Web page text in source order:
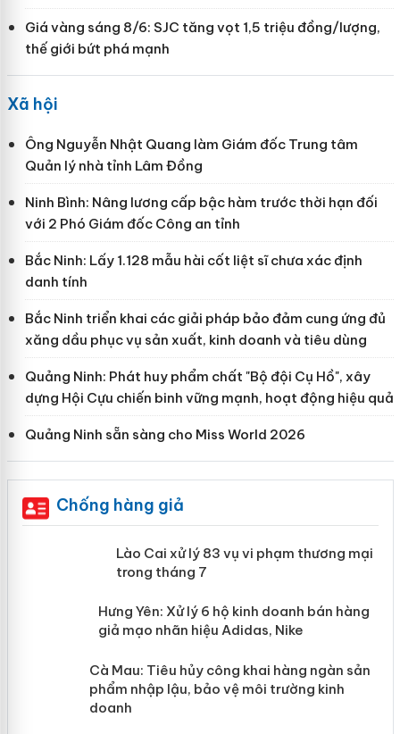
Giá vàng sáng 8/6: SJC tăng vọt 1,5 triệu đồng/lượng,
thế giới bứt phá mạnh
Xã hội
Ông Nguyễn Nhật Quang làm Giám đốc Trung tâm
Quản lý nhà tỉnh Lâm Đồng
Ninh Bình: Nâng lương cấp bậc hàm trước thời hạn đối
với 2 Phó Giám đốc Công an tỉnh
Bắc Ninh: Lấy 1.128 mẫu hài cốt liệt sĩ chưa xác định
danh tính
Bắc Ninh triển khai các giải pháp bảo đảm cung ứng đủ
xăng dầu phục vụ sản xuất, kinh doanh và tiêu dùng
Quảng Ninh: Phát huy phẩm chất "Bộ đội Cụ Hồ", xây
dựng Hội Cựu chiến binh vững mạnh, hoạt động hiệu quả
Quảng Ninh sẵn sàng cho Miss World 2026
Chống hàng giả
Lào Cai xử lý 83 vụ vi phạm thương
mại trong tháng 7
Hưng Yên: Xử lý 6 hộ kinh doanh bán
hàng giả mạo nhãn hiệu Adidas, Nike